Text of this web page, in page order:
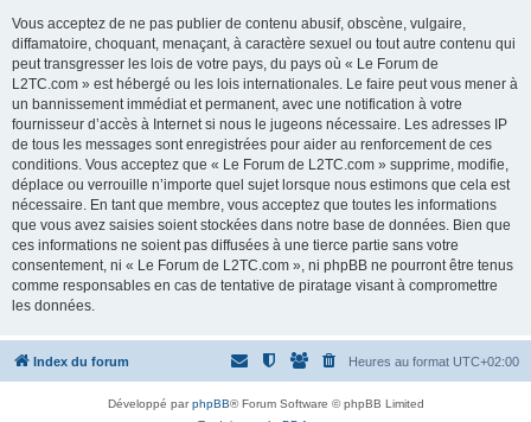
Vous acceptez de ne pas publier de contenu abusif, obscène, vulgaire,
diffamatoire, choquant, menaçant, à caractère sexuel ou tout autre contenu qui
peut transgresser les lois de votre pays, du pays où « Le Forum de
L2TC.com » est hébergé ou les lois internationales. Le faire peut vous mener à
un bannissement immédiat et permanent, avec une notification à votre
fournisseur d’accès à Internet si nous le jugeons nécessaire. Les adresses IP
de tous les messages sont enregistrées pour aider au renforcement de ces
conditions. Vous acceptez que « Le Forum de L2TC.com » supprime, modifie,
déplace ou verrouille n’importe quel sujet lorsque nous estimons que cela est
nécessaire. En tant que membre, vous acceptez que toutes les informations
que vous avez saisies soient stockées dans notre base de données. Bien que
ces informations ne soient pas diffusées à une tierce partie sans votre
consentement, ni « Le Forum de L2TC.com », ni phpBB ne pourront être tenus
comme responsables en cas de tentative de piratage visant à compromettre
les données.
Index du forum Heures au format UTC+02:00
Développé parphpBB® Forum Software © phpBB Limited